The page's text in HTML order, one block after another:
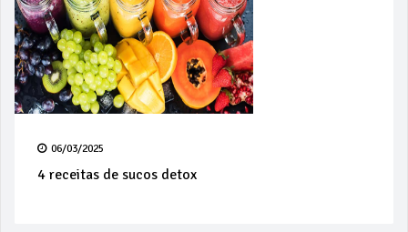
06/03/2025
4 receitas de sucos detox